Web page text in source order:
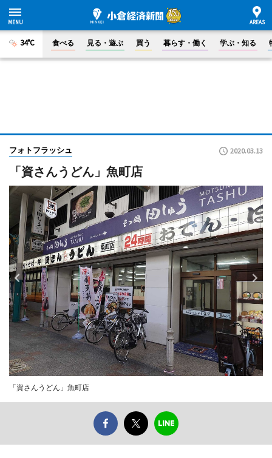
34°C 食べる 見る・遊ぶ 買う 暮らす・働く 学ぶ・知る
フォトフラッシュ 2020.03.13
「資さんうどん」魚町店
「資さんうどん」魚町店